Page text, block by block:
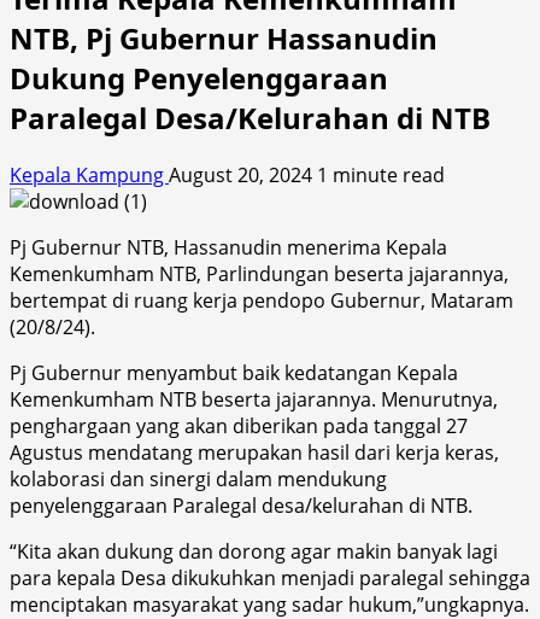
NTB, Pj Gubernur Hassanudin
Dukung Penyelenggaraan
Paralegal Desa/Kelurahan di NTB
Kepala KampungAugust 20, 2024 1 minute read
Pj Gubernur NTB, Hassanudin menerima Kepala
Kemenkumham NTB, Parlindungan beserta jajarannya,
bertempat di ruang kerja pendopo Gubernur, Mataram
(20/8/24).
Pj Gubernur menyambut baik kedatangan Kepala
Kemenkumham NTB beserta jajarannya. Menurutnya,
penghargaan yang akan diberikan pada tanggal 27
Agustus mendatang merupakan hasil dari kerja keras,
kolaborasi dan sinergi dalam mendukung
penyelenggaraan Paralegal desa/kelurahan di NTB.
“Kita akan dukung dan dorong agar makin banyak lagi
para kepala Desa dikukuhkan menjadi paralegal sehingga
menciptakan masyarakat yang sadar hukum,”ungkapnya.